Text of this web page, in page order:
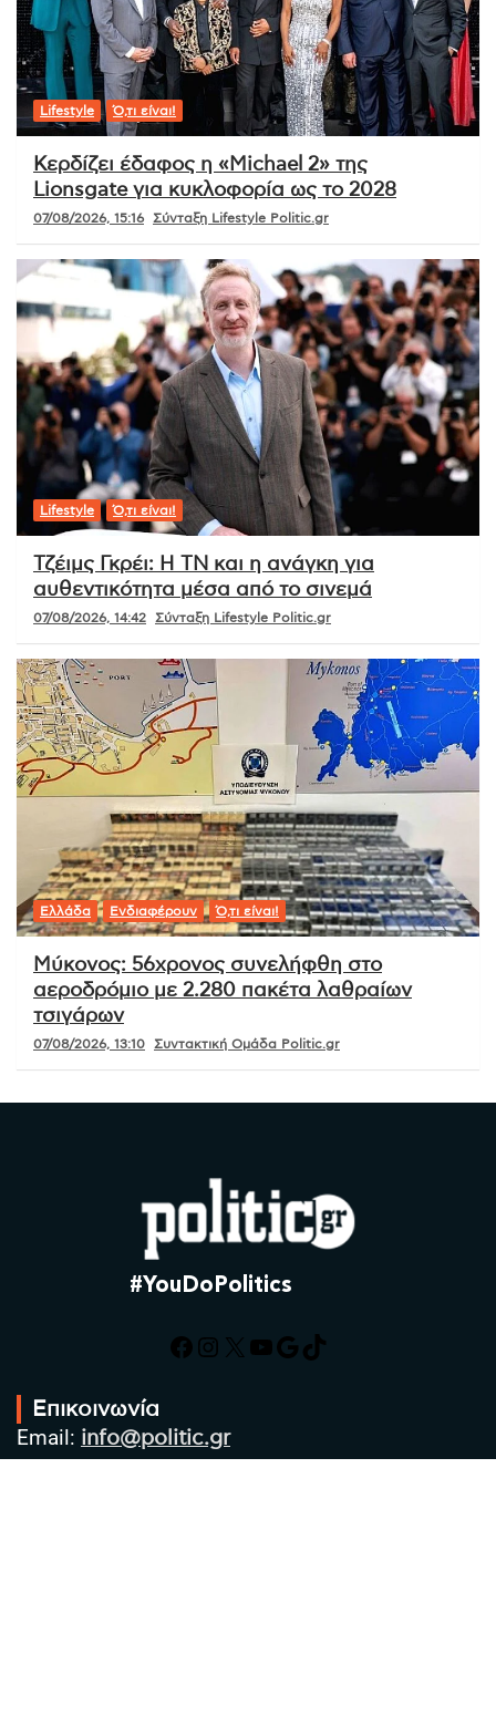
Lifestyle Ό,τι είναι!
Κερδίζει έδαφος η «Michael 2» της
Lionsgate για κυκλοφορία ως το 2028
07/08/2026, 15:16 Σύνταξη Lifestyle Politic.gr
Lifestyle Ό,τι είναι!
Τζέιμς Γκρέι: Η ΤΝ και η ανάγκη για
αυθεντικότητα μέσα από το σινεμά
07/08/2026, 14:42 Σύνταξη Lifestyle Politic.gr
Ελλάδα Ενδιαφέρουν Ό,τι είναι!
Μύκονος: 56χρονος συνελήφθη στο
αεροδρόμιο με 2.280 πακέτα λαθραίων
τσιγάρων
07/08/2026, 13:10 Συντακτική Ομάδα Politic.gr
#YouDoPolitics
Facebook
Instagram
X YouTube
Google
TikTok
Επικοινωνία
Email: info@politic.gr
Τηλ: